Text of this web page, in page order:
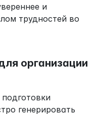
и
трудностей во
организации
генерировать